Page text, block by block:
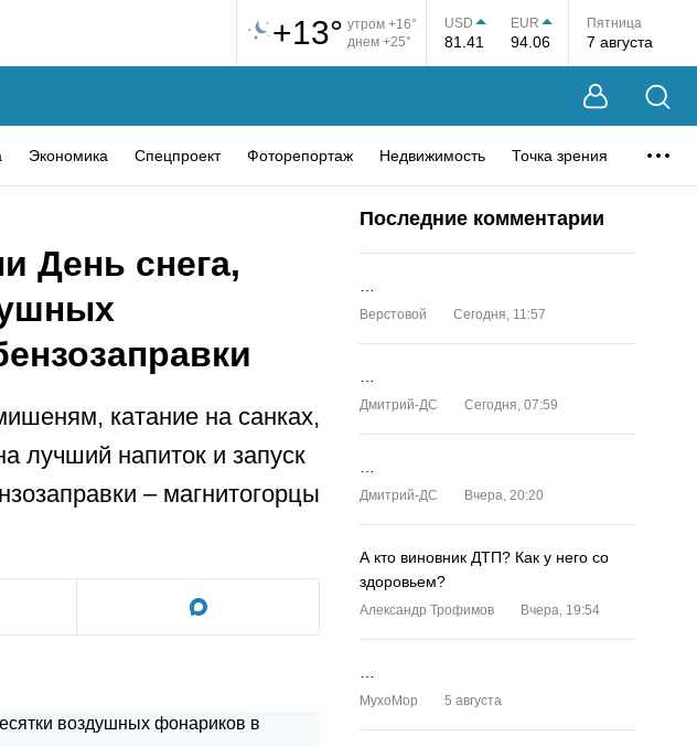
+13° утром +16°
днем +25°
USD
81.41
EUR
94.06
Пятница
7 августа
Экономика Спецпроект Фоторепортаж Недвижимость Точка зрения
День снега,
катание на санках,
лучший напиток и запуск
– магнитогорцы
Последние комментарии
Верстовой Сегодня, 11:57
Дмитрий-ДС Сегодня, 07:59
Дмитрий-ДС Вчера, 20:20
А кто виновник ДТП? Как у него со
здоровьем?
Александр Трофимов Вчера, 19:54
MyxoMop 5 августа